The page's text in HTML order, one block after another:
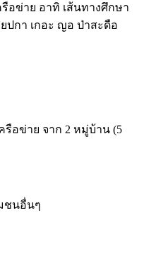
อข่าย อาทิ เส้นทางศึกษา
ปกา เกอะ ญอ ป่าสะดือ
อข่าย จาก 2 หมู่บ้าน (5
ชนอื่นๆ